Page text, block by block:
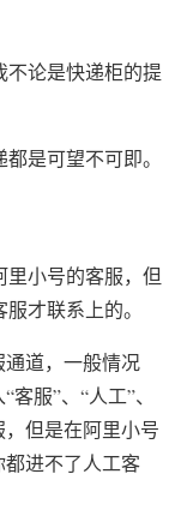
不论是快递柜的提
是可望不可即。
小号的客服，但
才联系上的。
道，一般情况
服”、“人工”、
但是在阿里小号
进不了人工客